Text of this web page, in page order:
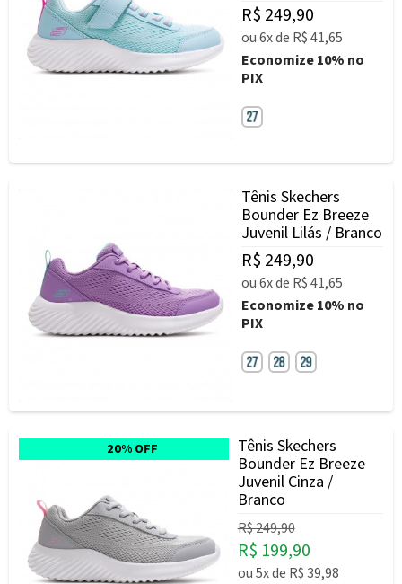
R$ 249,90
ou6xde R$ 41,65
Economize10% no
PIX
Tênis Skechers
Bounder Ez Breeze
Juvenil Lilás / Branco
R$ 249,90
ou6xde R$ 41,65
Economize10% no
PIX
20% OFF
Tênis Skechers
Bounder Ez Breeze
Juvenil Cinza /
Branco
R$ 249,90
R$ 199,90
ou5xde R$ 39,98